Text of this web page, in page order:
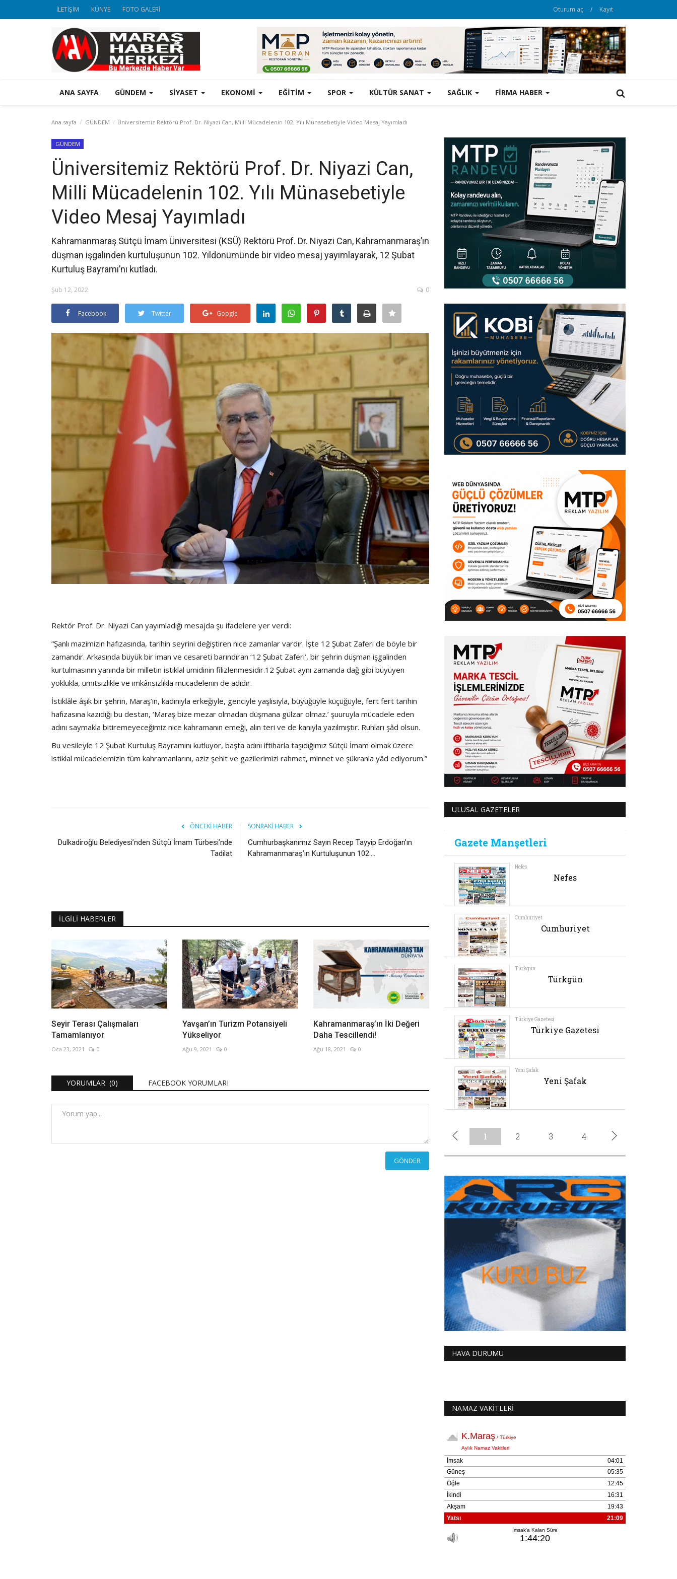
İLETİŞİM KÜNYE FOTO GALERİ Oturum aç / Kayıt
ANA SAYFA GÜNDEM SİYASET EKONOMİ EĞİTİM SPOR KÜLTÜR SANAT SAĞLIK FİRMA HABER
Ana sayfa GÜNDEM Üniversitemiz Rektörü Prof. Dr. Niyazi Can, Milli Mücadelenin 102. Yılı Münasebetiyle Video Mesaj Yayımladı
GÜNDEM
Üniversitemiz Rektörü Prof. Dr. Niyazi Can,
Milli Mücadelenin 102. Yılı Münasebetiyle
Video Mesaj Yayımladı
Kahramanmaraş Sütçü İmam Üniversitesi (KSÜ) Rektörü Prof. Dr. Niyazi Can, Kahramanmaraş’ın
düşman işgalinden kurtuluşunun 102. Yıldönümünde bir video mesaj yayımlayarak, 12 Şubat
Kurtuluş Bayramı’nı kutladı.
Şub 12, 2022 0
Facebook Twitter Google
Rektör Prof. Dr. Niyazi Can yayımladığı mesajda şu ifadelere yer verdi:
“Şanlı mazimizin hafızasında, tarihin seyrini değiştiren nice zamanlar vardır. İşte 12 Şubat Zaferi de böyle bir
zamandır. Arkasında büyük bir iman ve cesareti barındıran ‘12 Şubat Zaferi’, bir şehrin düşman işgalinden
kurtulmasının yanında bir milletin istiklal ümidinin filizlenmesidir.12 Şubat aynı zamanda dağ gibi büyüyen
yoklukla, ümitsizlikle ve imkânsızlıkla mücadelenin de adıdır.
İstiklâle âşık bir şehrin, Maraş’ın, kadınıyla erkeğiyle, genciyle yaşlısıyla, büyüğüyle küçüğüyle, fert fert tarihin
hafızasına kazıdığı bu destan, ‘Maraş bize mezar olmadan düşmana gülzar olmaz.’ şuuruyla mücadele eden
adını saymakla bitiremeyeceğimiz nice kahramanın emeği, alın teri ve de kanıyla yazılmıştır. Ruhları şâd olsun.
Bu vesileyle 12 Şubat Kurtuluş Bayramını kutluyor, başta adını iftiharla taşıdığımız Sütçü İmam olmak üzere
istiklal mücadelemizin tüm kahramanlarını, aziz şehit ve gazilerimizi rahmet, minnet ve şükranla yâd ediyorum.”
ÖNCEKI HABER
Dulkadiroğlu Belediyesi’nden Sütçü İmam Türbesi’nde
Tadilat
SONRAKI HABER
Cumhurbaşkanımız Sayın Recep Tayyip Erdoğan’ın
Kahramanmaraş’ın Kurtuluşunun 102....
İLGILI HABERLER
Seyir Terası Çalışmaları
Tamamlanıyor
Oca 23, 2021 0
Yavşan’ın Turizm Potansiyeli
Yükseliyor
Ağu 9, 2021 0
Kahramanmaraş’ın İki Değeri
Daha Tescillendi!
Ağu 18, 2021 0
YORUMLAR (0) FACEBOOK YORUMLARI
GÖNDER
ULUSAL GAZETELER
HAVA DURUMU
NAMAZ VAKİTLERİ